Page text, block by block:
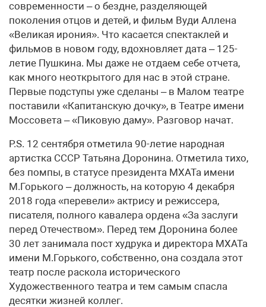
современности – о бездне, разделяющей
поколения отцов и детей, и фильм Вуди Аллена
«Великая ирония». Что касается спектаклей и
фильмов в новом году, вдохновляет дата – 125-
летие Пушкина. Мы даже не отдаем себе отчета,
как много неоткрытого для нас в этой стране.
Первые подступы уже сделаны – в Малом театре
поставили «Капитанскую дочку», в Театре имени
Моссовета – «Пиковую даму». Разговор начат.
P.S. 12 сентября отметила 90-летие народная
артистка СССР Татьяна Доронина. Отметила тихо,
без помпы, в статусе президента МХАТа имени
М.Горького – должность, на которую 4 декабря
2018 года «перевели» актрису и режиссера,
писателя, полного кавалера ордена «За заслуги
перед Отечеством». Перед тем Доронина более
30 лет занимала пост худрука и директора МХАТа
имени М.Горького, собственно, она создала этот
театр после раскола исторического
Художественного театра и тем самым спасла
десятки жизней коллег.